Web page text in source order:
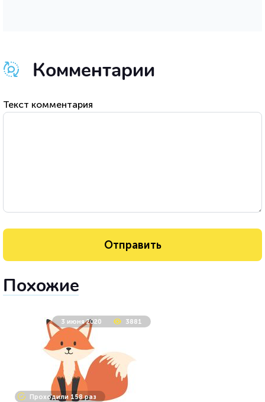
Комментарии
Текст комментария
Похожие
3 июня 2020 3881
Проходили 158 раз